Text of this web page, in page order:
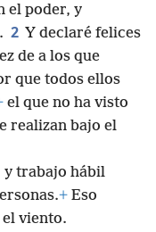
el poder, y
2 Y declaré felices
de a los que
que todos ellos
el que no ha visto
realizan bajo el
y trabajo hábil
+ Eso
viento.